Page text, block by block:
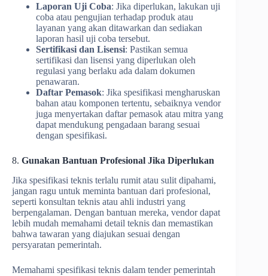
Laporan Uji Coba: Jika diperlukan, lakukan uji
coba atau pengujian terhadap produk atau
layanan yang akan ditawarkan dan sediakan
laporan hasil uji coba tersebut.
Sertifikasi dan Lisensi: Pastikan semua
sertifikasi dan lisensi yang diperlukan oleh
regulasi yang berlaku ada dalam dokumen
penawaran.
Daftar Pemasok: Jika spesifikasi mengharuskan
bahan atau komponen tertentu, sebaiknya vendor
juga menyertakan daftar pemasok atau mitra yang
dapat mendukung pengadaan barang sesuai
dengan spesifikasi.
8. Gunakan Bantuan Profesional Jika Diperlukan
Jika spesifikasi teknis terlalu rumit atau sulit dipahami,
jangan ragu untuk meminta bantuan dari profesional,
seperti konsultan teknis atau ahli industri yang
berpengalaman. Dengan bantuan mereka, vendor dapat
lebih mudah memahami detail teknis dan memastikan
bahwa tawaran yang diajukan sesuai dengan
persyaratan pemerintah.
Memahami spesifikasi teknis dalam tender pemerintah